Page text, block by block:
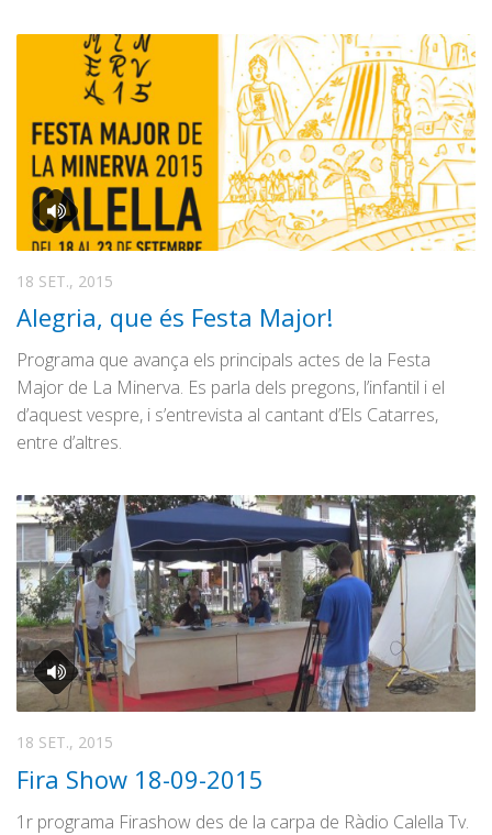
18 SET., 2015
Alegria, que és Festa Major!
Programa que avança els principals actes de la Festa
Major de La Minerva. Es parla dels pregons, l’infantil i el
d’aquest vespre, i s’entrevista al cantant d’Els Catarres,
entre d’altres.
18 SET., 2015
Fira Show 18-09-2015
1r programa Firashow des de la carpa de Ràdio Calella Tv.